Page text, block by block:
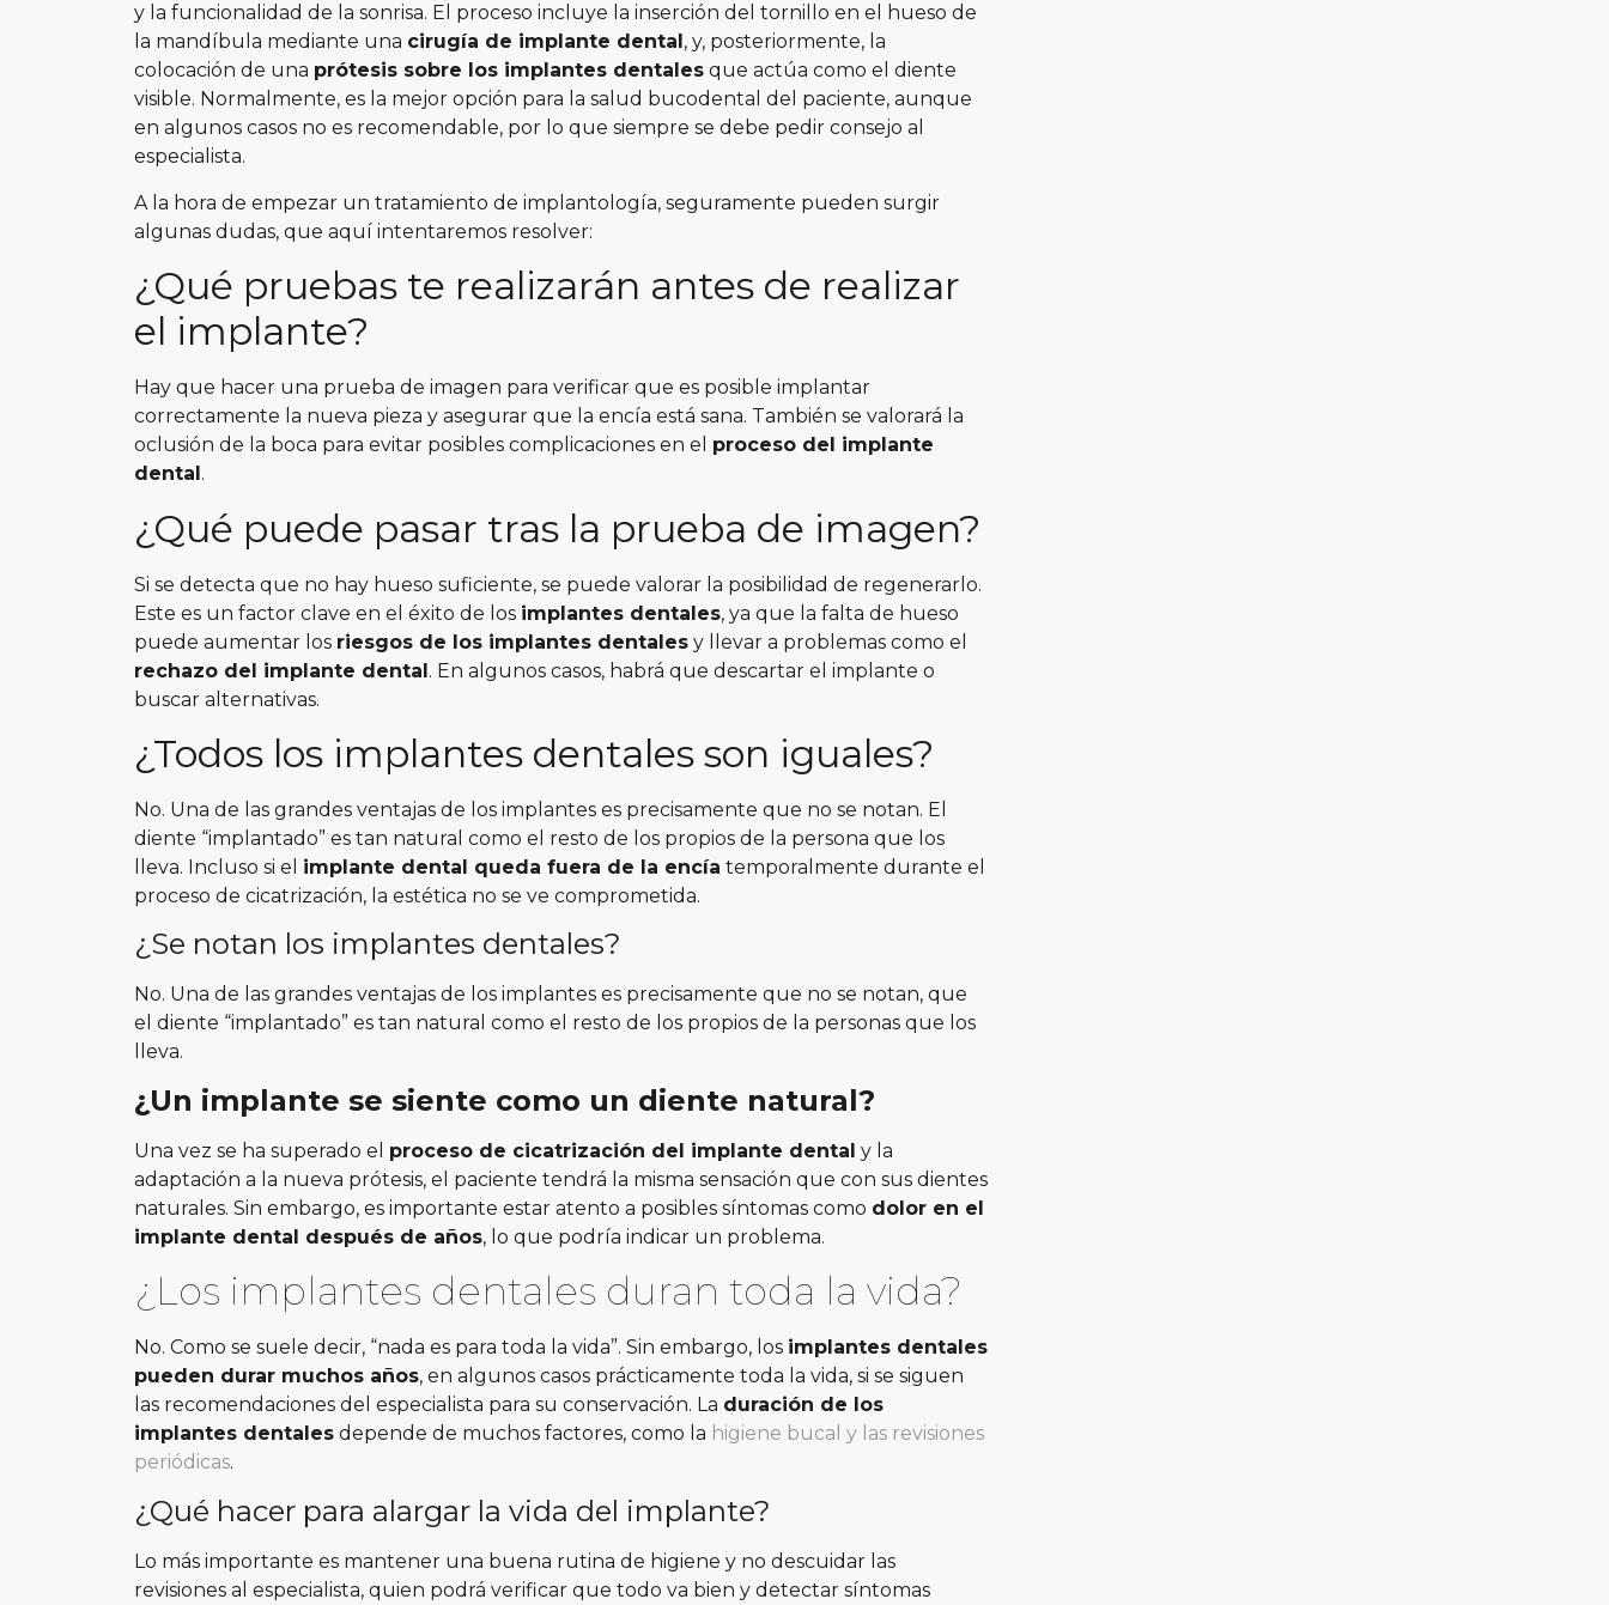
y la funcionalidad de la sonrisa. El proceso incluye la inserción del tornillo en el hueso de
la mandíbula mediante una cirugía de implante dental , y, posteriormente, la
colocación de una prótesis sobre los implantes dentales que actúa como el diente
visible. Normalmente, es la mejor opción para la salud bucodental del paciente, aunque
en algunos casos no es recomendable, por lo que siempre se debe pedir consejo al
especialista.
A la hora de empezar un tratamiento de implantología, seguramente pueden surgir
algunas dudas, que aquí intentaremos resolver:
¿Qué pruebas te realizarán antes de realizar
el implante?
Hay que hacer una prueba de imagen para verificar que es posible implantar
correctamente la nueva pieza y asegurar que la encía está sana. También se valorará la
oclusión de la boca para evitar posibles complicaciones en el proceso del implante
dental .
¿Qué puede pasar tras la prueba de imagen?
Si se detecta que no hay hueso suficiente, se puede valorar la posibilidad de regenerarlo.
Este es un factor clave en el éxito de los implantes dentales, ya que la falta de hueso
puede aumentar los riesgos de los implantes dentales y llevar a problemas como el
rechazo del implante dental. En algunos casos, habrá que descartar el implante o
buscar alternativas.
¿Todos los implantes dentales son iguales?
No. Una de las grandes ventajas de los implantes es precisamente que no se notan. El
diente “implantado” es tan natural como el resto de los propios de la persona que los
lleva. Incluso si el implante dental queda fuera de la encía temporalmente durante el
proceso de cicatrización, la estética no se ve comprometida.
¿Se notan los implantes dentales?
No. Una de las grandes ventajas de los implantes es precisamente que no se notan, que
el diente “implantado” es tan natural como el resto de los propios de la personas que los
lleva.
¿Un implante se siente como un diente natural?
Una vez se ha superado el proceso de cicatrización del implante dental y la
adaptación a la nueva prótesis, el paciente tendrá la misma sensación que con sus dientes
naturales. Sin embargo, es importante estar atento a posibles síntomas como dolor en el
implante dental después de años, lo que podría indicar un problema.
¿Los implantes dentales duran toda la vida?
No. Como se suele decir, “nada es para toda la vida”. Sin embargo, los implantes dentales
pueden durar muchos años, en algunos casos prácticamente toda la vida, si se siguen
las recomendaciones del especialista para su conservación. La duración de los
implantes dentales depende de muchos factores, como la higiene bucal y las revisiones
periódicas.
¿Qué hacer para alargar la vida del implante?
Lo más importante es mantener una buena rutina de higiene y no descuidar las
revisiones al especialista, quien podrá verificar que todo va bien y detectar síntomas